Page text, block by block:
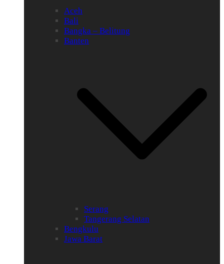
Aceh
Bali
Bangka – Belitung
Banten
Serang
Tangerang Selatan
Bengkulu
Jawa Barat